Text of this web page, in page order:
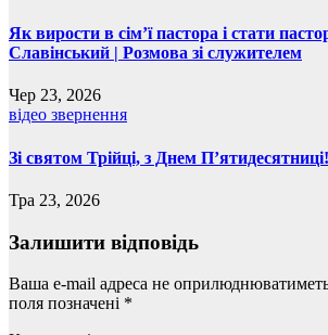
Як вирости в сім’ї пастора і стати
Славінський | Розмова зі служителем
Чер 23, 2026
відео звернення
Зі святом Трійці, з Днем П’ятидесятниці!
Тра 23, 2026
Залишити відповідь
Ваша e-mail адреса не
поля позначені *